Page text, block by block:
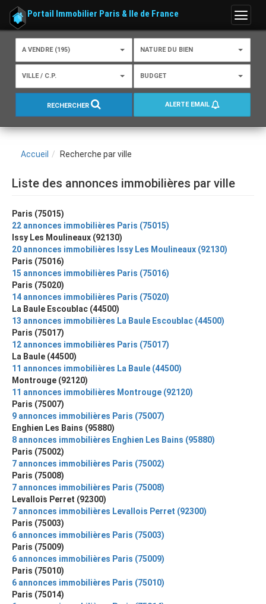
Menu
Portail Immobilier Paris & Ile de France
A VENDRE (195) NATURE DU BIEN
VILLE / C.P. BUDGET
RECHERCHER ALERTE EMAIL
Accueil Recherche par ville
Liste des annonces immobilières par ville
Paris (75015)
22 annonces immobilières Paris (75015)
Issy Les Moulineaux (92130)
20 annonces immobilières Issy Les Moulineaux (92130)
Paris (75016)
15 annonces immobilières Paris (75016)
Paris (75020)
14 annonces immobilières Paris (75020)
La Baule Escoublac (44500)
13 annonces immobilières La Baule Escoublac (44500)
Paris (75017)
12 annonces immobilières Paris (75017)
La Baule (44500)
11 annonces immobilières La Baule (44500)
Montrouge (92120)
11 annonces immobilières Montrouge (92120)
Paris (75007)
9 annonces immobilières Paris (75007)
Enghien Les Bains (95880)
8 annonces immobilières Enghien Les Bains (95880)
Paris (75002)
7 annonces immobilières Paris (75002)
Paris (75008)
7 annonces immobilières Paris (75008)
Levallois Perret (92300)
7 annonces immobilières Levallois Perret (92300)
Paris (75003)
6 annonces immobilières Paris (75003)
Paris (75009)
6 annonces immobilières Paris (75009)
Paris (75010)
6 annonces immobilières Paris (75010)
Paris (75014)